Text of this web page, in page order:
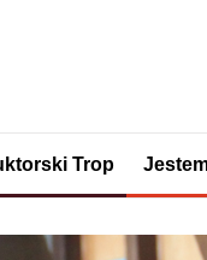
Trop